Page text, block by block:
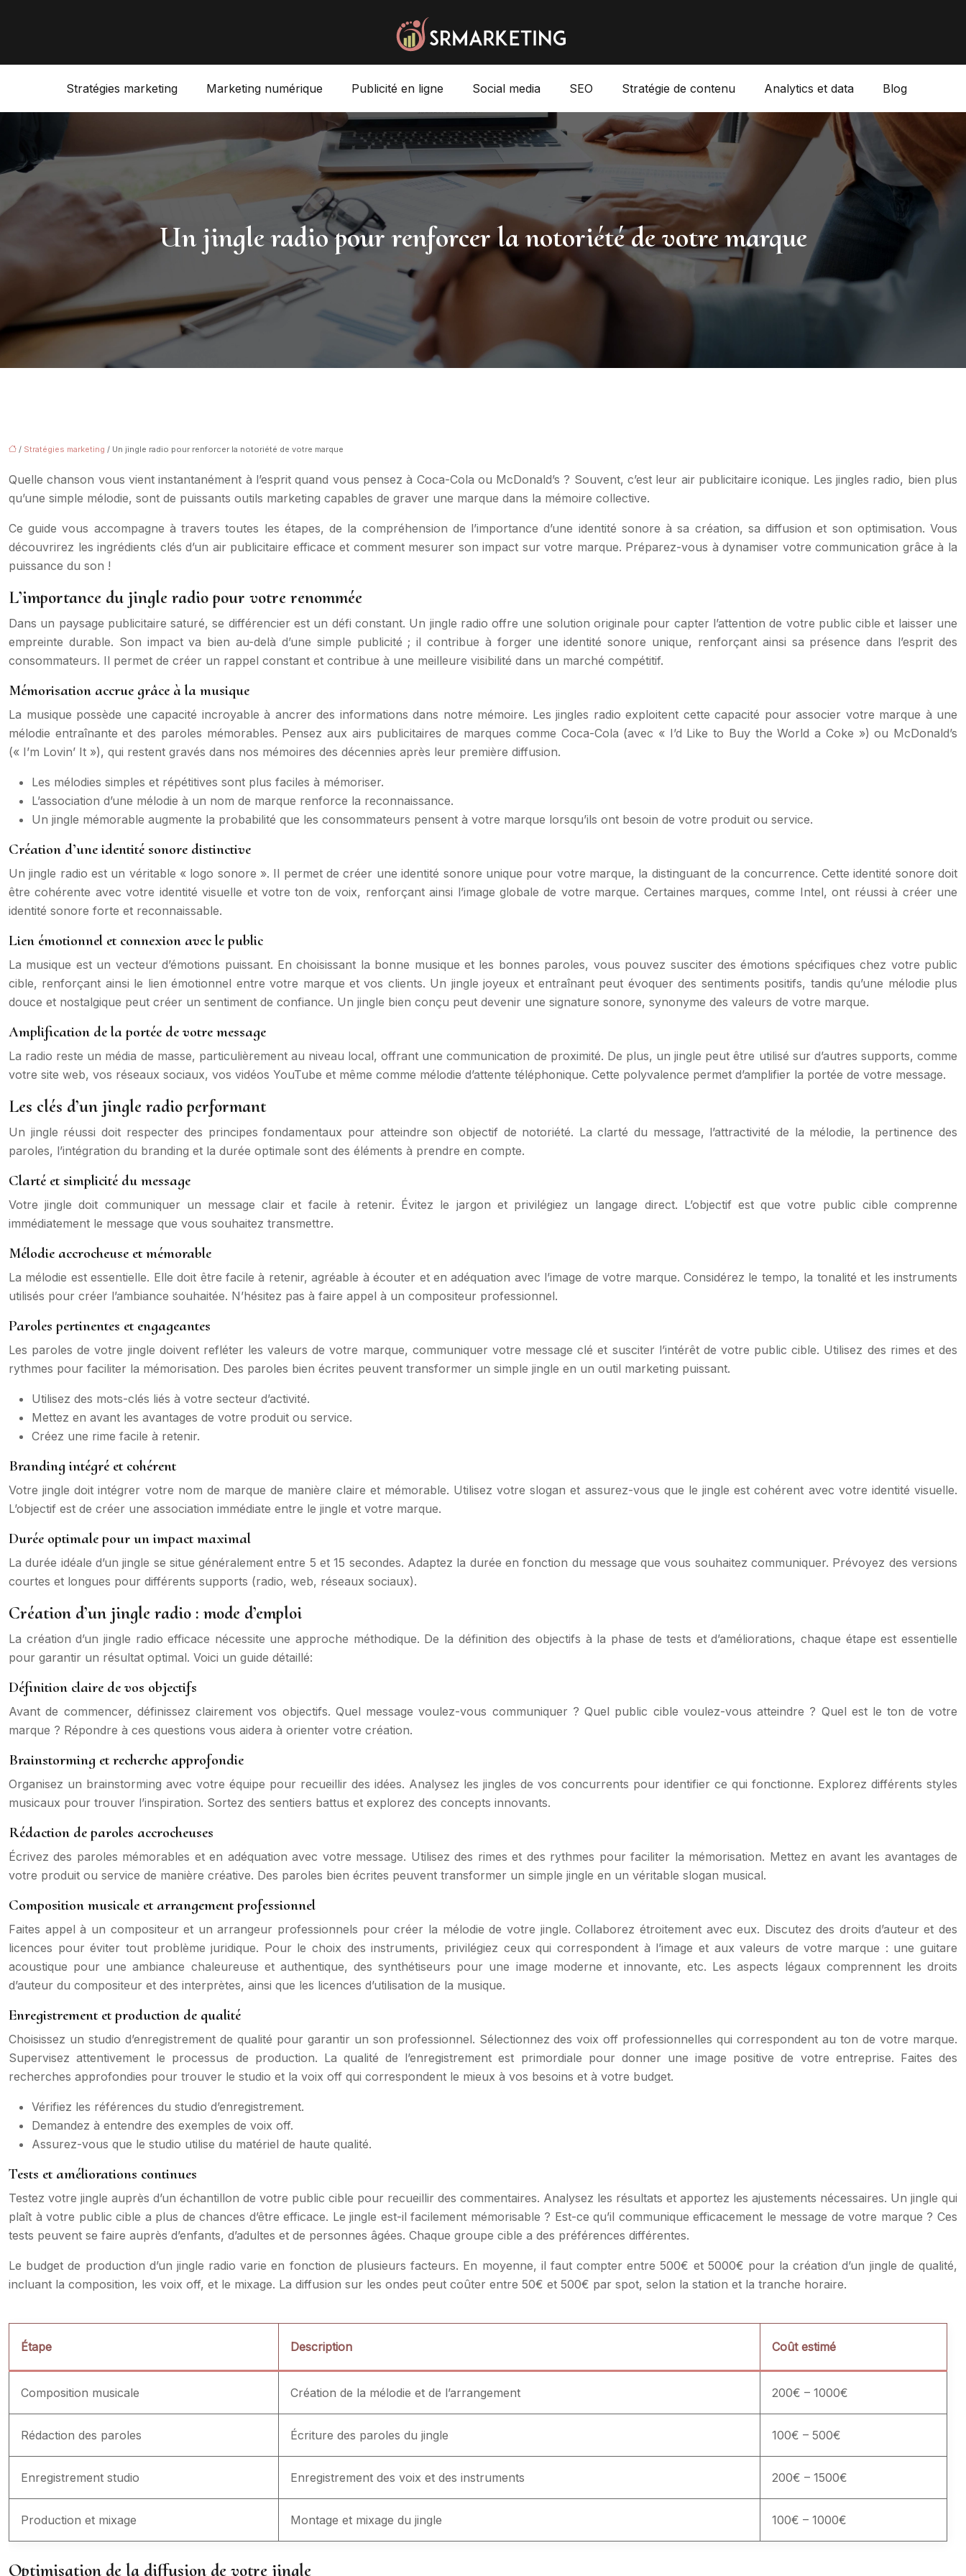
Stratégies marketing Marketing numérique Publicité en ligne Social media SEO Stratégie de contenu Analytics et data Blog
Un jingle radio pour renforcer la notoriété de votre marque
/ Stratégies marketing / Un jingle radio pour renforcer la notoriété de votre marque
Quelle chanson vous vient instantanément à l’esprit quand vous pensez à Coca-Cola ou McDonald’s ? Souvent, c’est leur air publicitaire iconique. Les jingles radio, bien plus
qu’une simple mélodie, sont de puissants outils marketing capables de graver une marque dans la mémoire collective.
Ce guide vous accompagne à travers toutes les étapes, de la compréhension de l’importance d’une identité sonore à sa création, sa diffusion et son optimisation. Vous
découvrirez les ingrédients clés d’un air publicitaire efficace et comment mesurer son impact sur votre marque. Préparez-vous à dynamiser votre communication grâce à la
puissance du son !
L’importance du jingle radio pour votre renommée
Dans un paysage publicitaire saturé, se différencier est un défi constant. Un jingle radio offre une solution originale pour capter l’attention de votre public cible et laisser une
empreinte durable. Son impact va bien au-delà d’une simple publicité ; il contribue à forger une identité sonore unique, renforçant ainsi sa présence dans l’esprit des
consommateurs. Il permet de créer un rappel constant et contribue à une meilleure visibilité dans un marché compétitif.
Mémorisation accrue grâce à la musique
La musique possède une capacité incroyable à ancrer des informations dans notre mémoire. Les jingles radio exploitent cette capacité pour associer votre marque à une
mélodie entraînante et des paroles mémorables. Pensez aux airs publicitaires de marques comme Coca-Cola (avec « I’d Like to Buy the World a Coke ») ou McDonald’s
(« I’m Lovin’ It »), qui restent gravés dans nos mémoires des décennies après leur première diffusion.
Les mélodies simples et répétitives sont plus faciles à mémoriser.
L’association d’une mélodie à un nom de marque renforce la reconnaissance.
Un jingle mémorable augmente la probabilité que les consommateurs pensent à votre marque lorsqu’ils ont besoin de votre produit ou service.
Création d’une identité sonore distinctive
Un jingle radio est un véritable « logo sonore ». Il permet de créer une identité sonore unique pour votre marque, la distinguant de la concurrence. Cette identité sonore doit
être cohérente avec votre identité visuelle et votre ton de voix, renforçant ainsi l’image globale de votre marque. Certaines marques, comme Intel, ont réussi à créer une
identité sonore forte et reconnaissable.
Lien émotionnel et connexion avec le public
La musique est un vecteur d’émotions puissant. En choisissant la bonne musique et les bonnes paroles, vous pouvez susciter des émotions spécifiques chez votre public
cible, renforçant ainsi le lien émotionnel entre votre marque et vos clients. Un jingle joyeux et entraînant peut évoquer des sentiments positifs, tandis qu’une mélodie plus
douce et nostalgique peut créer un sentiment de confiance. Un jingle bien conçu peut devenir une signature sonore, synonyme des valeurs de votre marque.
Amplification de la portée de votre message
La radio reste un média de masse, particulièrement au niveau local, offrant une communication de proximité. De plus, un jingle peut être utilisé sur d’autres supports, comme
votre site web, vos réseaux sociaux, vos vidéos YouTube et même comme mélodie d’attente téléphonique. Cette polyvalence permet d’amplifier la portée de votre message.
Les clés d’un jingle radio performant
Un jingle réussi doit respecter des principes fondamentaux pour atteindre son objectif de notoriété. La clarté du message, l’attractivité de la mélodie, la pertinence des
paroles, l’intégration du branding et la durée optimale sont des éléments à prendre en compte.
Clarté et simplicité du message
Votre jingle doit communiquer un message clair et facile à retenir. Évitez le jargon et privilégiez un langage direct. L’objectif est que votre public cible comprenne
immédiatement le message que vous souhaitez transmettre.
Mélodie accrocheuse et mémorable
La mélodie est essentielle. Elle doit être facile à retenir, agréable à écouter et en adéquation avec l’image de votre marque. Considérez le tempo, la tonalité et les instruments
utilisés pour créer l’ambiance souhaitée. N’hésitez pas à faire appel à un compositeur professionnel.
Paroles pertinentes et engageantes
Les paroles de votre jingle doivent refléter les valeurs de votre marque, communiquer votre message clé et susciter l’intérêt de votre public cible. Utilisez des rimes et des
rythmes pour faciliter la mémorisation. Des paroles bien écrites peuvent transformer un simple jingle en un outil marketing puissant.
Utilisez des mots-clés liés à votre secteur d’activité.
Mettez en avant les avantages de votre produit ou service.
Créez une rime facile à retenir.
Branding intégré et cohérent
Votre jingle doit intégrer votre nom de marque de manière claire et mémorable. Utilisez votre slogan et assurez-vous que le jingle est cohérent avec votre identité visuelle.
L’objectif est de créer une association immédiate entre le jingle et votre marque.
Durée optimale pour un impact maximal
La durée idéale d’un jingle se situe généralement entre 5 et 15 secondes. Adaptez la durée en fonction du message que vous souhaitez communiquer. Prévoyez des versions
courtes et longues pour différents supports (radio, web, réseaux sociaux).
Création d’un jingle radio : mode d’emploi
La création d’un jingle radio efficace nécessite une approche méthodique. De la définition des objectifs à la phase de tests et d’améliorations, chaque étape est essentielle
pour garantir un résultat optimal. Voici un guide détaillé:
Définition claire de vos objectifs
Avant de commencer, définissez clairement vos objectifs. Quel message voulez-vous communiquer ? Quel public cible voulez-vous atteindre ? Quel est le ton de votre
marque ? Répondre à ces questions vous aidera à orienter votre création.
Brainstorming et recherche approfondie
Organisez un brainstorming avec votre équipe pour recueillir des idées. Analysez les jingles de vos concurrents pour identifier ce qui fonctionne. Explorez différents styles
musicaux pour trouver l’inspiration. Sortez des sentiers battus et explorez des concepts innovants.
Rédaction de paroles accrocheuses
Écrivez des paroles mémorables et en adéquation avec votre message. Utilisez des rimes et des rythmes pour faciliter la mémorisation. Mettez en avant les avantages de
votre produit ou service de manière créative. Des paroles bien écrites peuvent transformer un simple jingle en un véritable slogan musical.
Composition musicale et arrangement professionnel
Faites appel à un compositeur et un arrangeur professionnels pour créer la mélodie de votre jingle. Collaborez étroitement avec eux. Discutez des droits d’auteur et des
licences pour éviter tout problème juridique. Pour le choix des instruments, privilégiez ceux qui correspondent à l’image et aux valeurs de votre marque : une guitare
acoustique pour une ambiance chaleureuse et authentique, des synthétiseurs pour une image moderne et innovante, etc. Les aspects légaux comprennent les droits
d’auteur du compositeur et des interprètes, ainsi que les licences d’utilisation de la musique.
Enregistrement et production de qualité
Choisissez un studio d’enregistrement de qualité pour garantir un son professionnel. Sélectionnez des voix off professionnelles qui correspondent au ton de votre marque.
Supervisez attentivement le processus de production. La qualité de l’enregistrement est primordiale pour donner une image positive de votre entreprise. Faites des
recherches approfondies pour trouver le studio et la voix off qui correspondent le mieux à vos besoins et à votre budget.
Vérifiez les références du studio d’enregistrement.
Demandez à entendre des exemples de voix off.
Assurez-vous que le studio utilise du matériel de haute qualité.
Tests et améliorations continues
Testez votre jingle auprès d’un échantillon de votre public cible pour recueillir des commentaires. Analysez les résultats et apportez les ajustements nécessaires. Un jingle qui
plaît à votre public cible a plus de chances d’être efficace. Le jingle est-il facilement mémorisable ? Est-ce qu’il communique efficacement le message de votre marque ? Ces
tests peuvent se faire auprès d’enfants, d’adultes et de personnes âgées. Chaque groupe cible a des préférences différentes.
Le budget de production d’un jingle radio varie en fonction de plusieurs facteurs. En moyenne, il faut compter entre 500€ et 5000€ pour la création d’un jingle de qualité,
incluant la composition, les voix off, et le mixage. La diffusion sur les ondes peut coûter entre 50€ et 500€ par spot, selon la station et la tranche horaire.
Étape Description Coût estimé
Composition musicale Création de la mélodie et de l’arrangement 200€ – 1000€
Rédaction des paroles Écriture des paroles du jingle 100€ – 500€
Enregistrement studio Enregistrement des voix et des instruments 200€ – 1500€
Production et mixage Montage et mixage du jingle 100€ – 1000€
Optimisation de la diffusion de votre jingle